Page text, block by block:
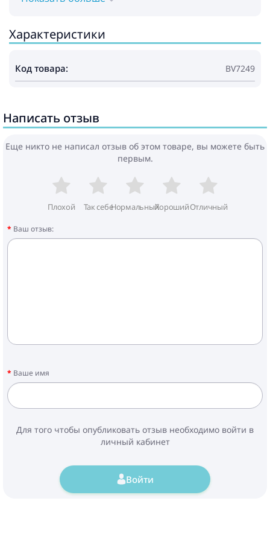
Характеристики
Код товара: BV7249
Написать отзыв
Еще никто не написал отзыв об этом товаре, вы можете быть
первым.
Плохой Так себеНормальныйХорошийОтличный
Ваш отзыв:
Ваше имя
Для того чтобы опубликовать отзыв необходимо войти в
личный кабинет
Войти